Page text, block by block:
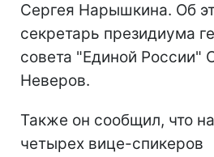
Сергея Нарышкина. Об
секретарь президиума
совета "Единой России"
Неверов.
Также он сообщил, что
четырех вице-спикеров